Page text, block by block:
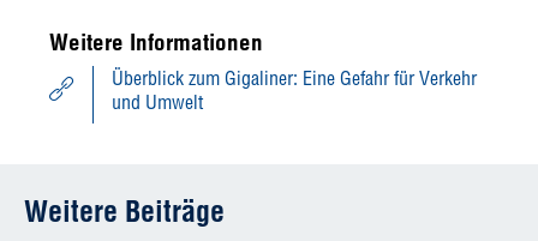
Weitere Informationen
Überblick zum Gigaliner: Eine Gefahr für Verkehr
und Umwelt
Weitere Beiträge